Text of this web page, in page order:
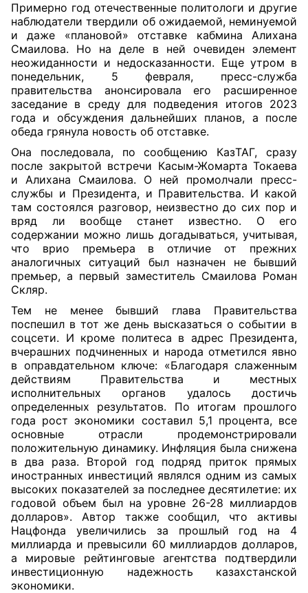
Примерно год отечественные политологи и другие
наблюдатели твердили об ожидаемой, неминуемой
и даже «плановой» отставке кабмина Алихана
Смаилова. Но на деле в ней очевиден элемент
неожиданности и недосказанности. Еще утром в
понедельник, 5 февраля, пресс-служба
правительства анонсировала его расширенное
заседание в среду для подведения итогов 2023
года и обсуждения дальнейших планов, а после
обеда грянула новость об отставке.
Она последовала, по сообщению КазТАГ, сразу
после закрытой встречи Касым-Жомарта Токаева
и Алихана Смаилова. О ней промолчали пресс-
службы и Президента, и Правительства. И какой
там состоялся разговор, неизвестно до сих пор и
вряд ли вообще станет известно. О его
содержании можно лишь догадываться, учитывая,
что врио премьера в отличие от прежних
аналогичных ситуаций был назначен не бывший
премьер, а первый заместитель Смаилова Роман
Скляр.
Тем не менее бывший глава Правительства
поспешил в тот же день высказаться о событии в
соцсети. И кроме политеса в адрес Президента,
вчерашних подчиненных и народа отметился явно
в оправдательном ключе: «Благодаря слаженным
действиям Правительства и местных
исполнительных органов удалось достичь
определенных результатов. По итогам прошлого
года рост экономики составил 5,1 процента, все
основные отрасли продемонстрировали
положительную динамику. Инфляция была снижена
в два раза. Второй год подряд приток прямых
иностранных инвестиций являлся одним из самых
высоких показателей за последнее десятилетие: их
годовой объем был на уровне 26-28 миллиардов
долларов». Автор также сообщил, что активы
Нацфонда увеличились за прошлый год на 4
миллиарда и превысили 60 миллиардов долларов,
а мировые рейтинговые агентства подтвердили
инвестиционную надежность казахстанской
экономики.